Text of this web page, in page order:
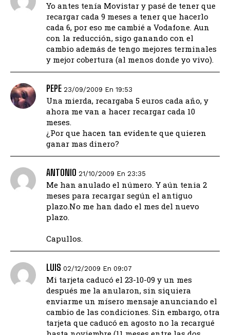
Yo antes tenía Movistar y pasé de tener que
recargar cada 9 meses a tener que hacerlo
cada 6, por eso me cambié a Vodafone. Aun
con la reducción, sigo ganando con el
cambio además de tengo mejores terminales
y mejor cobertura (al menos donde yo vivo).
PEPE 23/09/2009 En 19:53
Una mierda, recargaba 5 euros cada año, y
ahora me van a hacer recargar cada 10
meses.
¿Por que hacen tan evidente que quieren
ganar mas dinero?
ANTONIO 21/10/2009 En 23:35
Me han anulado el número. Y aún tenia 2
meses para recargar según el antiguo
plazo.No me han dado el mes del nuevo
plazo.
Capullos.
LUIS 02/12/2009 En 09:07
Mi tarjeta caducó el 23-10-09 y un mes
después me la anularon, sin siquiera
enviarme un mísero mensaje anunciando el
cambio de las condiciones. Sin embargo, otra
tarjeta que caducó en agosto no la recargué